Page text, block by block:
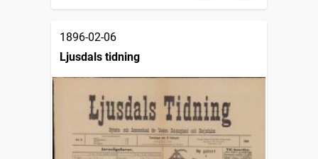
1896-02-06
Ljusdals tidning